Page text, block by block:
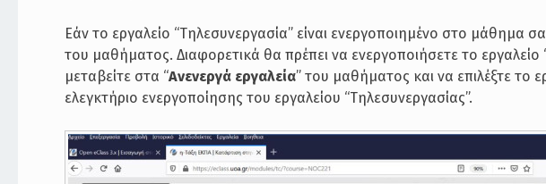
Εάν το εργαλείο “Τηλεσυνεργασία” είναι ενεργοποιημένο στο μάθημα
του μαθήματος. Διαφορετικά θα πρέπει να ενεργοποιήσετε το εργαλείο
μεταβείτε στα “Aνενεργά εργαλεία” του μαθήματος και να επιλέξτε το
ελεγκτήριο ενεργοποίησης του εργαλείου “Τηλεσυνεργασίας”.